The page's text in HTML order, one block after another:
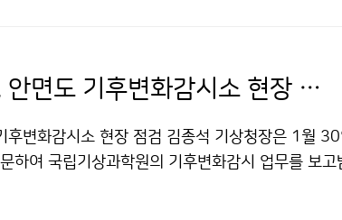
김종석 기상청장, 안면도 기후변화감시소 현장 점검
후변화감시소 현장 점검 김종석 기상청장은 1월
하여 국립기상과학원의 기후변화감시 업무를 보고